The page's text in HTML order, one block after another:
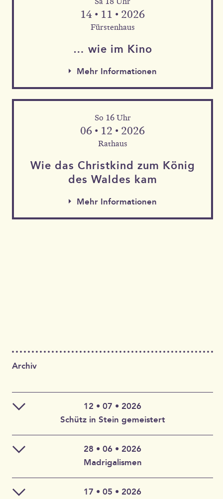
Mehr Informationen
14 • 11 • 2026
Fürstenhaus
… wie im Kino
Mehr Informationen
So 16 Uhr
06 • 12 • 2026
Rathaus
Wie das Christkind zum König
des Waldes kam
Mehr Informationen
Archiv
Schütz in Stein gemeistert
12 • 07 • 2026
Claudia Wahlbuhl – Violine, Bratsche, Gambe, Gesang |
Thomas Wahlbuhl – Akkordeon, Gesang | Jan Geisler –
Klarinette, Saxophon, Gesang | Holger Vandrich –
Gitarre, Gesang | Stefan Garthoff – Gesang, Melodica |
Madrigalismen
28 • 06 • 2026
17 • 05 • 2026